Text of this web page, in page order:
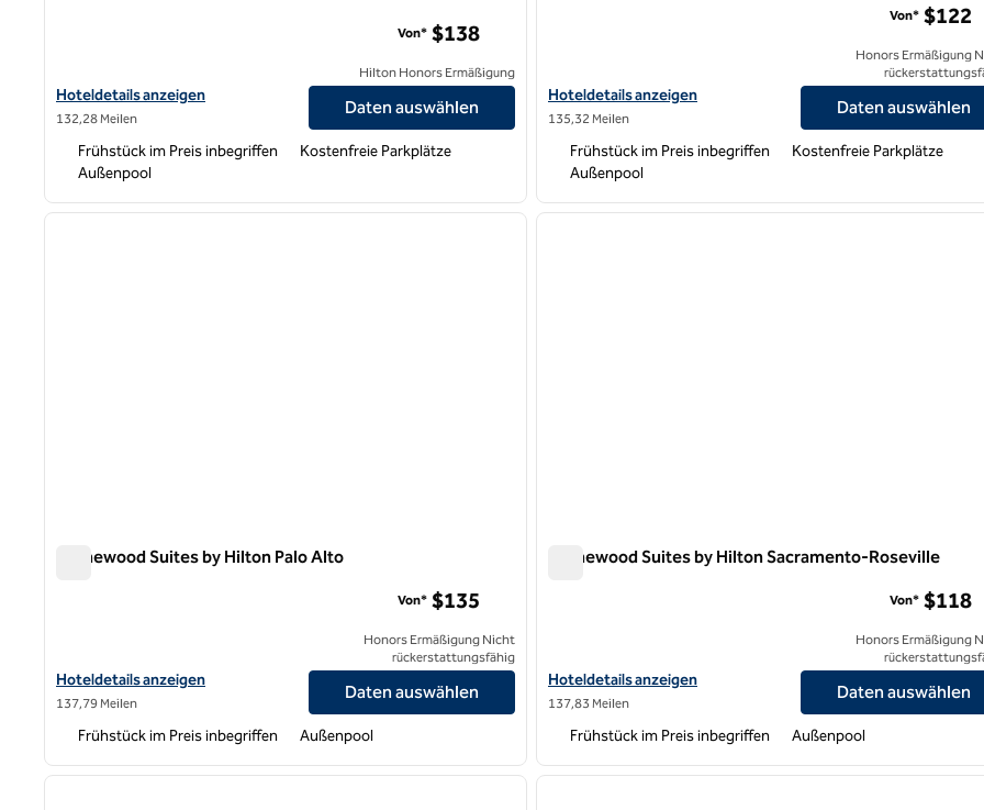
Hoteldetails für Homewood Suites by Hilton Newark-Fremont anzeigen
Hoteldetails anzeigen
132,28 Meilen
Von* $138
Hilton Honors Ermäßigung
Daten auswählen
Frühstück im Preis inbegriffen
Kostenfreie Parkplätze
Außenpool
Hoteldetails für Homewood Suites by Hilton Bakersfield anzeigen
Hoteldetails anzeigen
135,32 Meilen
Von* $122
Honors Ermäßigung
Daten auswählen
Frühstück im Preis inbegriffen
Kostenfreie Parkplätze
Außenpool
1 von 12
nächstes Bild
Homewood Suites by Hilton Palo Alto
Hoteldetails für Homewood Suites by Hilton Palo Alto anzeigen
Hoteldetails anzeigen
137,79 Meilen
Von* $135
Honors Ermäßigung Nicht
rückerstattungsfähig
Daten auswählen
Frühstück im Preis inbegriffen Außenpool
1 von 12
Homewood Suites by Hilton Sacramento-Roseville
Hoteldetails für Homewood Suites by Hilton Sacramento-
Hoteldetails anzeigen
137,83 Meilen
Von* $118
Honors Ermäßigung
Daten auswählen
Frühstück im Preis inbegriffen Außenpool
1 von 12
nächstes Bild
1 von 12